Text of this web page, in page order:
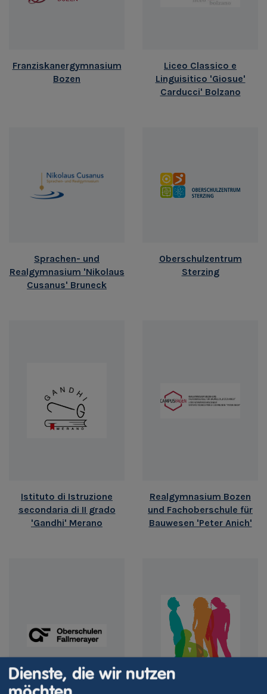
Franziskanergymnasium
Bozen
Liceo Classico e
Linguisitico 'Giosue'
Carducci' Bolzano
Sprachen- und
Realgymnasium 'Nikolaus
Cusanus' Bruneck
Oberschulzentrum
Sterzing
Istituto di Istruzione
secondaria di II grado
'Gandhi' Merano
Realgymnasium Bozen
und Fachoberschule für
Bauwesen 'Peter Anich'
Dienste, die wir nutzen